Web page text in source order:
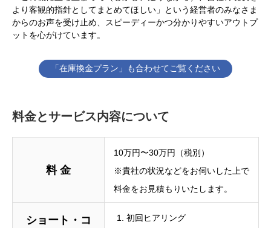
より客観的指針としてまとめてほしい」という経営者のみなさま
からのお声を受け止め、スピーディーかつ分かりやすいアウトプ
ットを心がけています。
「在庫換金プラン」も合わせてご覧ください
料金とサービス内容について
料 金
10万円〜30万円（税別）
※貴社の状況などをお伺いした上で
料金をお見積もりいたします。
ショート・コ
初回ヒアリング